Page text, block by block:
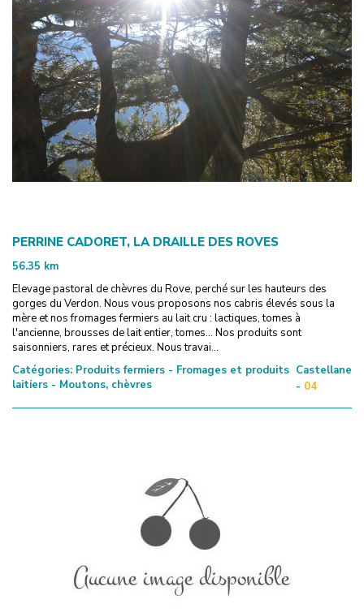
PERRINE CADORET, LA DRAILLE DES ROVES
56.35 km
Elevage pastoral de chèvres du Rove, perché sur les hauteurs des
gorges du Verdon. Nous vous proposons nos cabris élevés sous la
mère et nos fromages fermiers au lait cru : lactiques, tomes à
l'ancienne, brousses de lait entier, tomes... Nos produits sont
saisonniers, rares et précieux. Nous travai...
Catégories: Produits fermiers - Fromages et produits
laitiers - Moutons, chèvres
Castellane
- 04